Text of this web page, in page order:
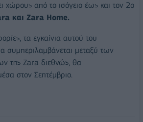
χώρους από το ισόγειο έως και τον 2ο
και Zara Home.
τα εγκαίνια αυτού του
συμπεριλαμβάνεται μεταξύ των
της Ζara διεθνώς, θα
στον Σεπτέμβριο.